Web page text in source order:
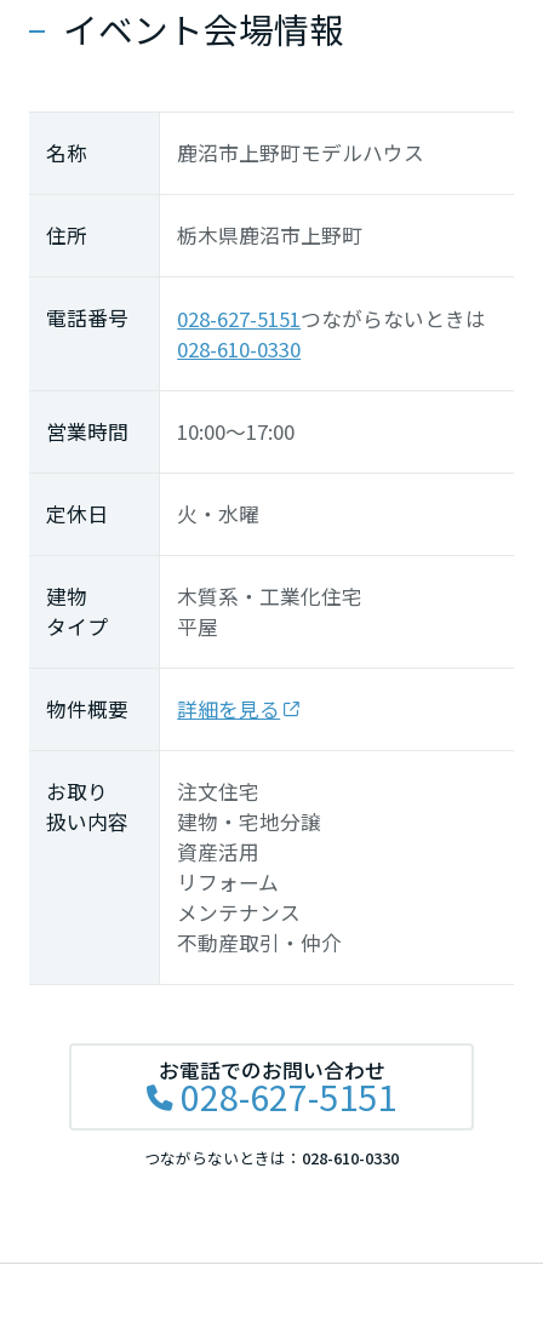
イベント会場情報
名称 鹿沼市上野町モデルハウス
住所 栃木県鹿沼市上野町
電話番号 028-627-5151つながらないときは
028-610-0330
営業時間 10:00～17:00
定休日 火・水曜
建物
タイプ
木質系・工業化住宅
平屋
物件概要 詳細を見る
お取り
扱い内容
注文住宅
建物・宅地分譲
資産活用
リフォーム
メンテナンス
不動産取引・仲介
お電話でのお問い合わせ
028-627-5151
つながらないときは： 028-610-0330